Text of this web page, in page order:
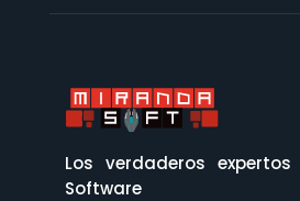
Los verdaderos
Software